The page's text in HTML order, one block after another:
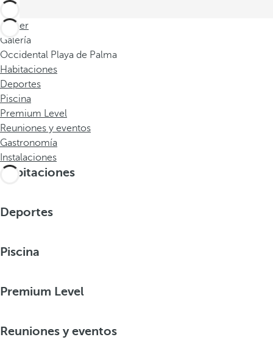
Volver
Galería
Occidental Playa de Palma
Habitaciones
Deportes
Piscina
Premium Level
Reuniones y eventos
Gastronomía
Instalaciones
Habitaciones
Deportes
Piscina
Premium Level
Reuniones y eventos